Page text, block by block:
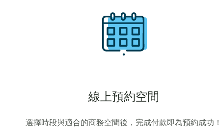
線上預約空間
選擇時段與適合的商務空間後，完成付款即為預約成功